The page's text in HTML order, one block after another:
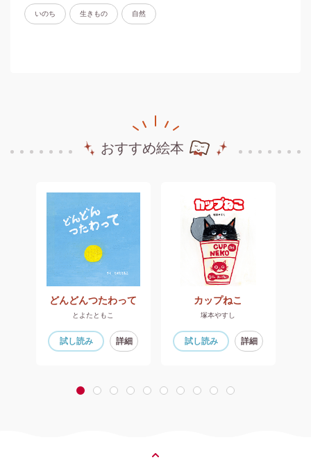
いのち 生きもの 自然
おすすめ絵本
どんどんつたわって
とよたともこ
試し読み 詳細
カップねこ
塚本やすし
試し読み 詳細
1 2 3 4 5 6 7 8 9 10